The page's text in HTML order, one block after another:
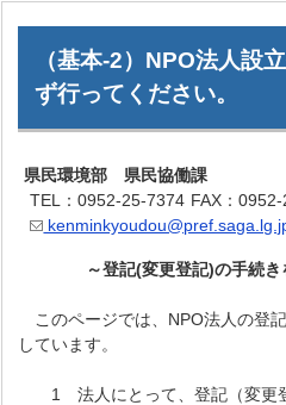
（基本-2）NPO法人設
ず行ってください。
県民環境部 県民協働課
TEL：0952-25-7374 FAX：
～登記(変更登記)の手続きを
このページでは、NPO法人の登
しています。
1 法人にとって、登記（変更登